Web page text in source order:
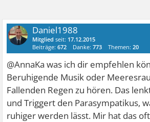
Daniel1988
Mitglied seit: 17.12.2015
Beiträge:672 Danke:773 Themen:20
@AnnaKa was ich dir empfehlen
Beruhigende Musik oder
Fallenden Regen zu hören. Das
und Triggert den Parasympatikus,
ruhiger werden lässt. Mir hat das